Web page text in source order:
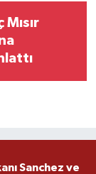
Sanchez ve